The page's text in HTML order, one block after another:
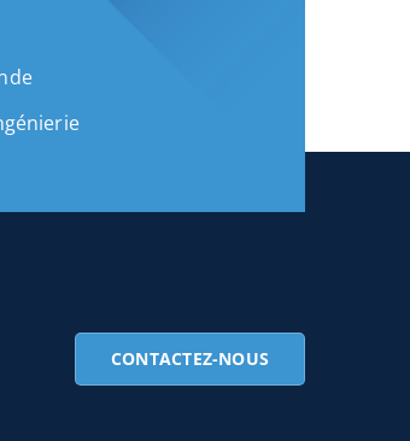
CONTACTEZ-NOUS